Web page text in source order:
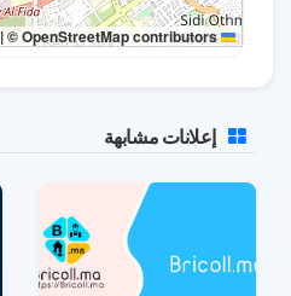
Leaflet
|© OpenStreetMap contributors
إعلانات مشابهة